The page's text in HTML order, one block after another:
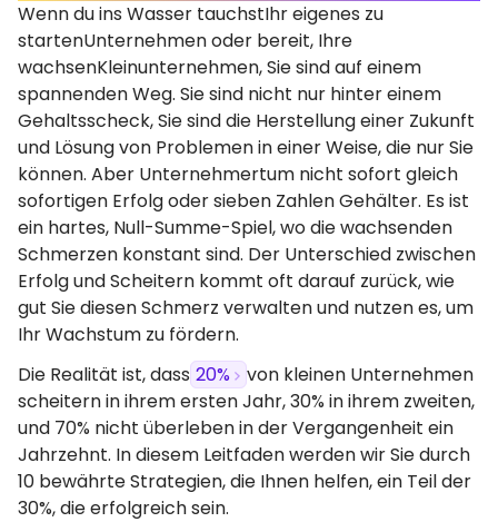
Wenn du ins Wasser tauchstIhr eigenes zu
startenUnternehmen oder bereit, Ihre
wachsenKleinunternehmen, Sie sind auf einem
spannenden Weg. Sie sind nicht nur hinter einem
Gehaltsscheck, Sie sind die Herstellung einer Zukunft
und Lösung von Problemen in einer Weise, die nur Sie
können. Aber Unternehmertum nicht sofort gleich
sofortigen Erfolg oder sieben Zahlen Gehälter. Es ist
ein hartes, Null-Summe-Spiel, wo die wachsenden
Schmerzen konstant sind. Der Unterschied zwischen
Erfolg und Scheitern kommt oft darauf zurück, wie
gut Sie diesen Schmerz verwalten und nutzen es, um
Ihr Wachstum zu fördern.
Die Realität ist, dass 20%
von kleinen Unternehmen
scheitern in ihrem ersten Jahr, 30% in ihrem zweiten,
und 70% nicht überleben in der Vergangenheit ein
Jahrzehnt. In diesem Leitfaden werden wir Sie durch
10 bewährte Strategien, die Ihnen helfen, ein Teil der
30%, die erfolgreich sein.